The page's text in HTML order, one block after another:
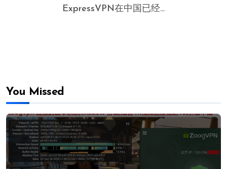
ExpressVPN在中国已经...
You Missed